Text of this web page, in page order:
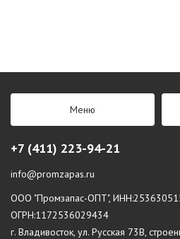
Меню
+7 (411) 223-94-21
info@promzapas.ru
ООО "Промзапас-ОПТ",
ОГРН:1172536029434
г. Владивосток, ул. Русская 73В,